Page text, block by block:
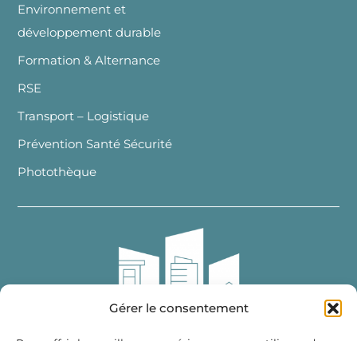
Gérer le consentement
Environnement et
développement durable
Formation & Alternance
RSE
Transport – Logistique
Prévention Santé Sécurité
Photothèque